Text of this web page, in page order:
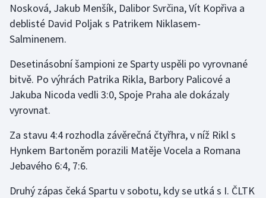
Motorsport
Parasport
Plavání
Plážový volejbal
Ragby
Rychlobruslení
Nosková, Jakub Menšík, Dalibor Svrčina, Vít Kopřiva a
deblisté David Poljak s Patrikem Niklasem-
Salminenem.
Desetinásobní šampioni ze Sparty uspěli po vyrovnané
bitvě. Po výhrách Patrika Rikla, Barbory Palicové a
Jakuba Nicoda vedli 3:0, Spoje Praha ale dokázaly
vyrovnat.
Za stavu 4:4 rozhodla závěrečná čtyřhra, v níž Rikl s
Hynkem Bartoněm porazili Matěje Vocela a Romana
Jebavého 6:4, 7:6.
Druhý zápas čeká Spartu v sobotu, kdy se utká s I. ČLTK